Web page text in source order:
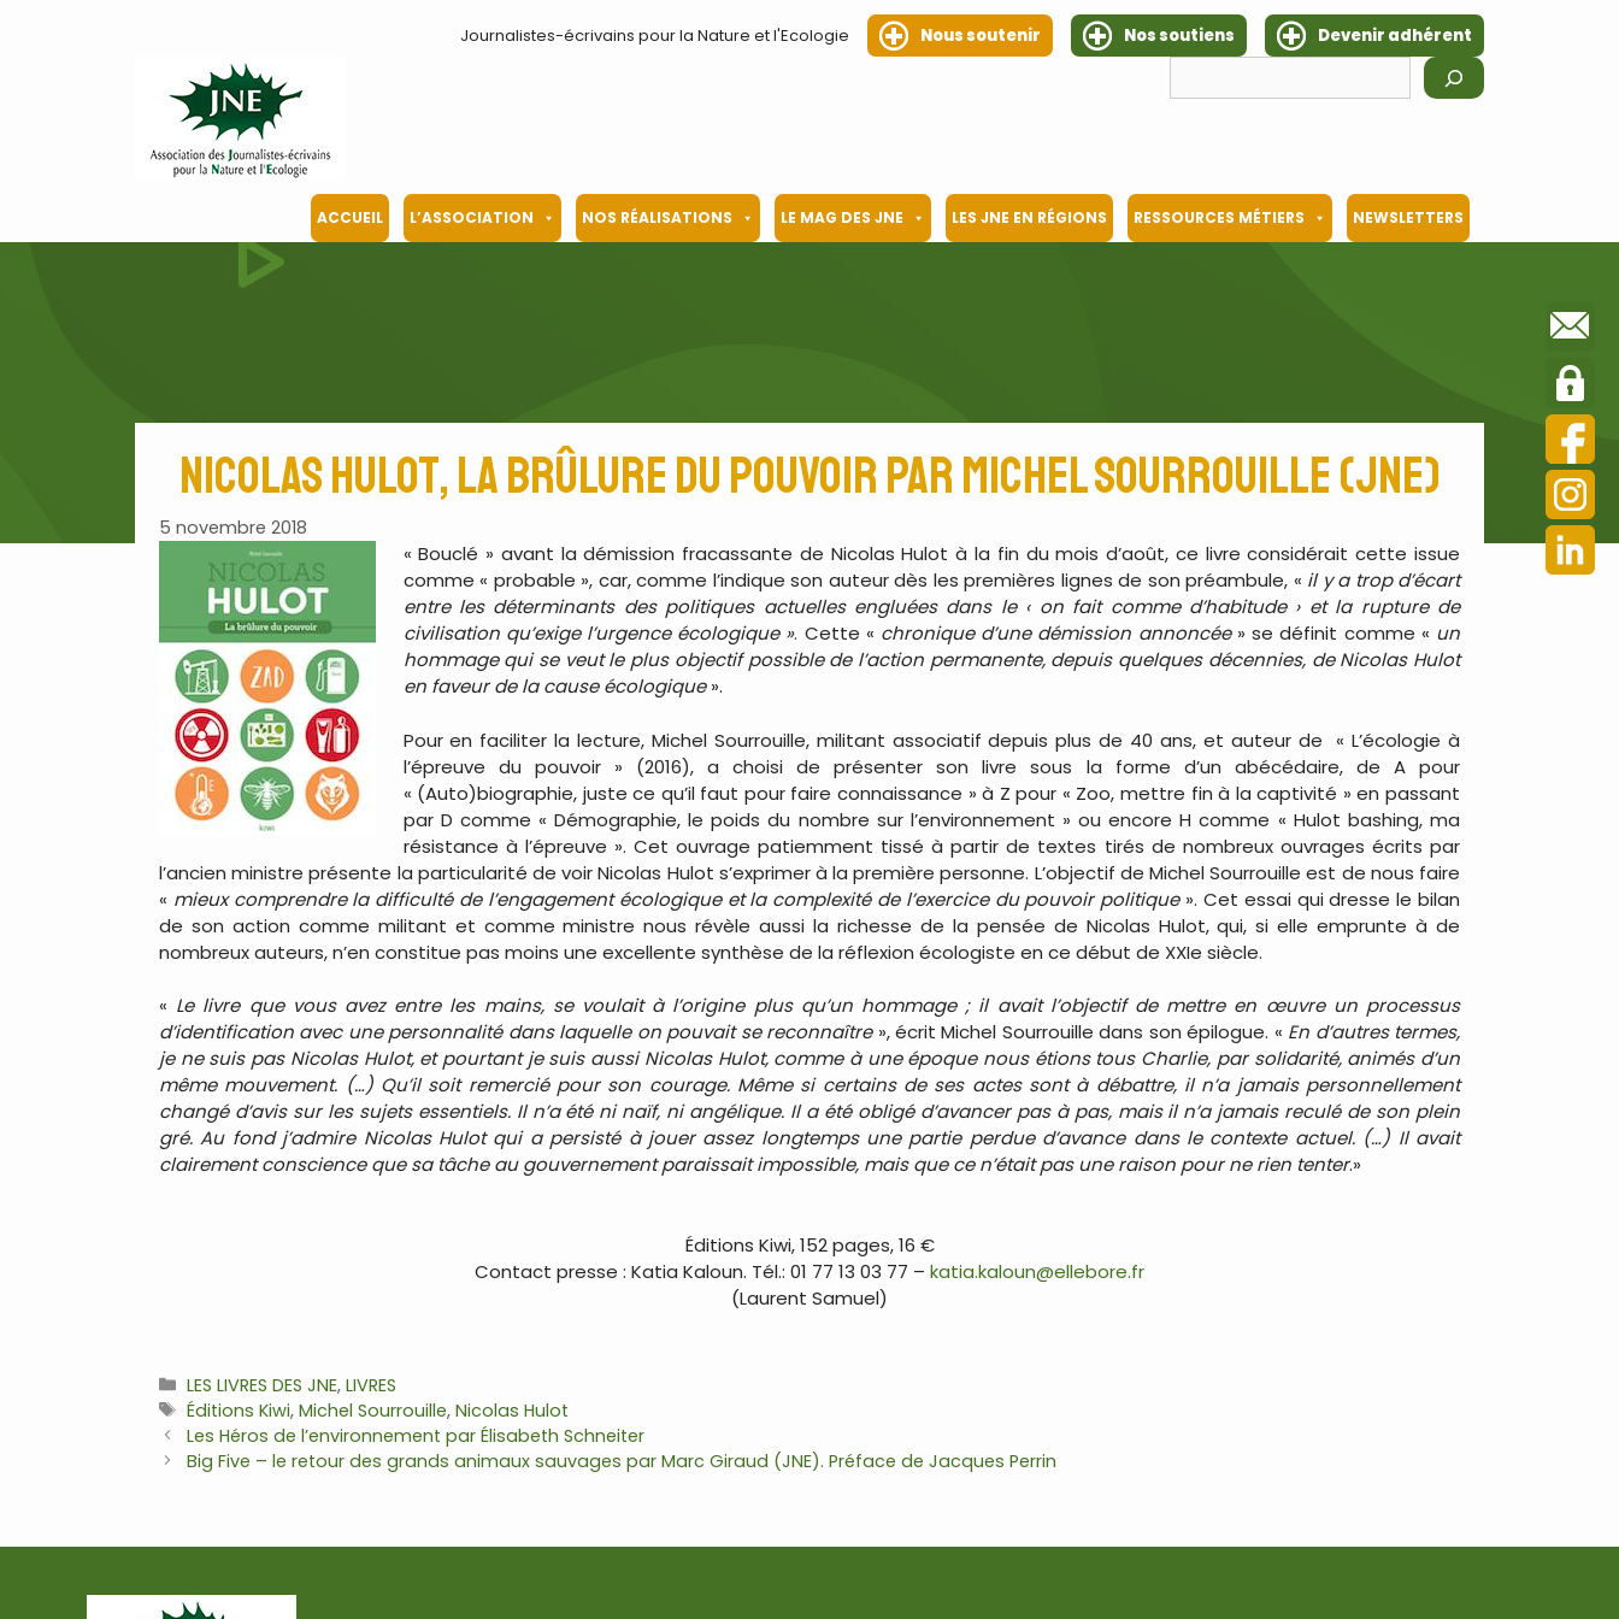
Journalistes-écrivains pour la Nature et l'Ecologie Nous soutenir Nos soutiens
Devenir adhérent
ACCUEIL L’ASSOCIATION NOS RÉALISATIONS LE MAG DES JNE LES JNE EN RÉGIONS RESSOURCES MÉTIERS NEWSLETTERS
Nicolas Hulot, la brûlure du pouvoir par Michel Sourrouille (JNE)
5 novembre 2018
« Bouclé » avant la démission fracassante de Nicolas Hulot à la fin du mois d’août, ce livre considérait cette issue
comme « probable », car, comme l’indique son auteur dès les premières lignes de son préambule, « il y a trop d’écart
entre les déterminants des politiques actuelles engluées dans le ‹ on fait comme d’habitude › et la rupture de
civilisation qu’exige l’urgence écologique ». Cette « chronique d’une démission annoncée» se définit comme « un
hommage qui se veut le plus objectif possible de l’action permanente, depuis quelques décennies, de Nicolas Hulot
en faveur de la cause écologique».
Pour en faciliter la lecture, Michel Sourrouille, militant associatif depuis plus de 40 ans, et auteur de « L’écologie à
l’épreuve du pouvoir » (2016), a choisi de présenter son livre sous la forme d’un abécédaire, de A pour
« (Auto)biographie, juste ce qu’il faut pour faire connaissance » à Z pour « Zoo, mettre fin à la captivité » en passant
par D comme « Démographie, le poids du nombre sur l’environnement » ou encore H comme « Hulot bashing, ma
résistance à l’épreuve ». Cet ouvrage patiemment tissé à partir de textes tirés de nombreux ouvrages écrits par
l’ancien ministre présente la particularité de voir Nicolas Hulot s’exprimer à la première personne. L’objectif de Michel Sourrouille est de nous faire
« mieux comprendre la difficulté de l’engagement écologique et la complexité de l’exercice du pouvoir politique». Cet essai qui dresse le bilan
de son action comme militant et comme ministre nous révèle aussi la richesse de la pensée de Nicolas Hulot, qui, si elle emprunte à de
nombreux auteurs, n’en constitue pas moins une excellente synthèse de la réflexion écologiste en ce début de XXIe siècle.
« Le livre que vous avez entre les mains, se voulait à l’origine plus qu’un hommage ; il avait l’objectif de mettre en œuvre un processus
d’identification avec une personnalité dans laquelle on pouvait se reconnaître», écrit Michel Sourrouille dans son épilogue. « En d’autres termes,
je ne suis pas Nicolas Hulot, et pourtant je suis aussi Nicolas Hulot, comme à une époque nous étions tous Charlie, par solidarité, animés d’un
même mouvement. (…) Qu’il soit remercié pour son courage. Même si certains de ses actes sont à débattre, il n’a jamais personnellement
changé d’avis sur les sujets essentiels. Il n’a été ni naïf, ni angélique. Il a été obligé d’avancer pas à pas, mais il n’a jamais reculé de son plein
gré. Au fond j’admire Nicolas Hulot qui a persisté à jouer assez longtemps une partie perdue d’avance dans le contexte actuel. (…) Il avait
clairement conscience que sa tâche au gouvernement paraissait impossible, mais que ce n’était pas une raison pour ne rien tenter.»
Éditions Kiwi, 152 pages, 16 €
Contact presse : Katia Kaloun. Tél.: 01 77 13 03 77 – katia.kaloun@ellebore.fr
(Laurent Samuel)
Catégories
LES LIVRES DES JNE,LIVRES
Étiquettes
Éditions Kiwi,Michel Sourrouille,Nicolas Hulot
Navigation
des
Les Héros de l’environnement par Élisabeth Schneiter
Big Five – le retour des grands animaux sauvages par Marc Giraud (JNE). Préface de Jacques Perrin